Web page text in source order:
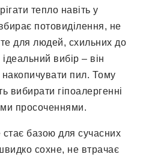
тепло навіть у
потовиділення, не
для людей, схильних до
вибір – він
пил. Тому
вибирати гіпоалергенні
просоченнями.
стає базою для сучасних
сохне, не втрачає